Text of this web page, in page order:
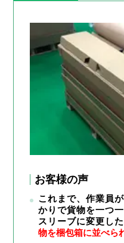
お客様の声
これまで、作業員
かりで貨物を一つ
スリーブに変更し
物を梱包箱に並べら